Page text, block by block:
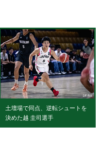
土壇場で同点、逆転シュートを
決めた越 圭司選手